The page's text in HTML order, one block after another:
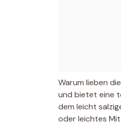
Warum lieben
und bietet eine
dem leicht
oder leichtes